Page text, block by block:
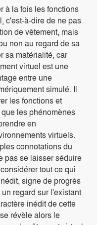
à la fois les fonctions
c'est-à-dire de ne pas
de vêtement, mais
non au regard de sa
sa matérialité, car
virtuel est une
entre une
simulé. Il
les fonctions et
les phénomènes
en
virtuels.
connotations du
pas se laisser séduire
tout ce qui
signe de progrès
regard sur l'existant
inédit de cette
révèle alors le